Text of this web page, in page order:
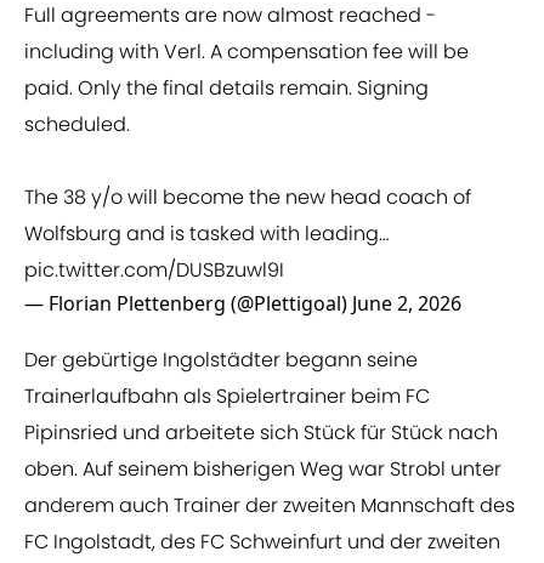
Full agreements are now almost reached -
including with Verl. A compensation fee will be
paid. Only the final details remain. Signing
scheduled.
The 38 y/o will become the new head coach of
Wolfsburg and is tasked with leading…
pic.twitter.com/DUSBzuwl9I
— Florian Plettenberg (@Plettigoal) June 2, 2026
Der gebürtige Ingolstädter begann seine
Trainerlaufbahn als Spielertrainer beim FC
Pipinsried und arbeitete sich Stück für Stück nach
oben. Auf seinem bisherigen Weg war Strobl unter
anderem auch Trainer der zweiten Mannschaft des
FC Ingolstadt, des FC Schweinfurt und der zweiten